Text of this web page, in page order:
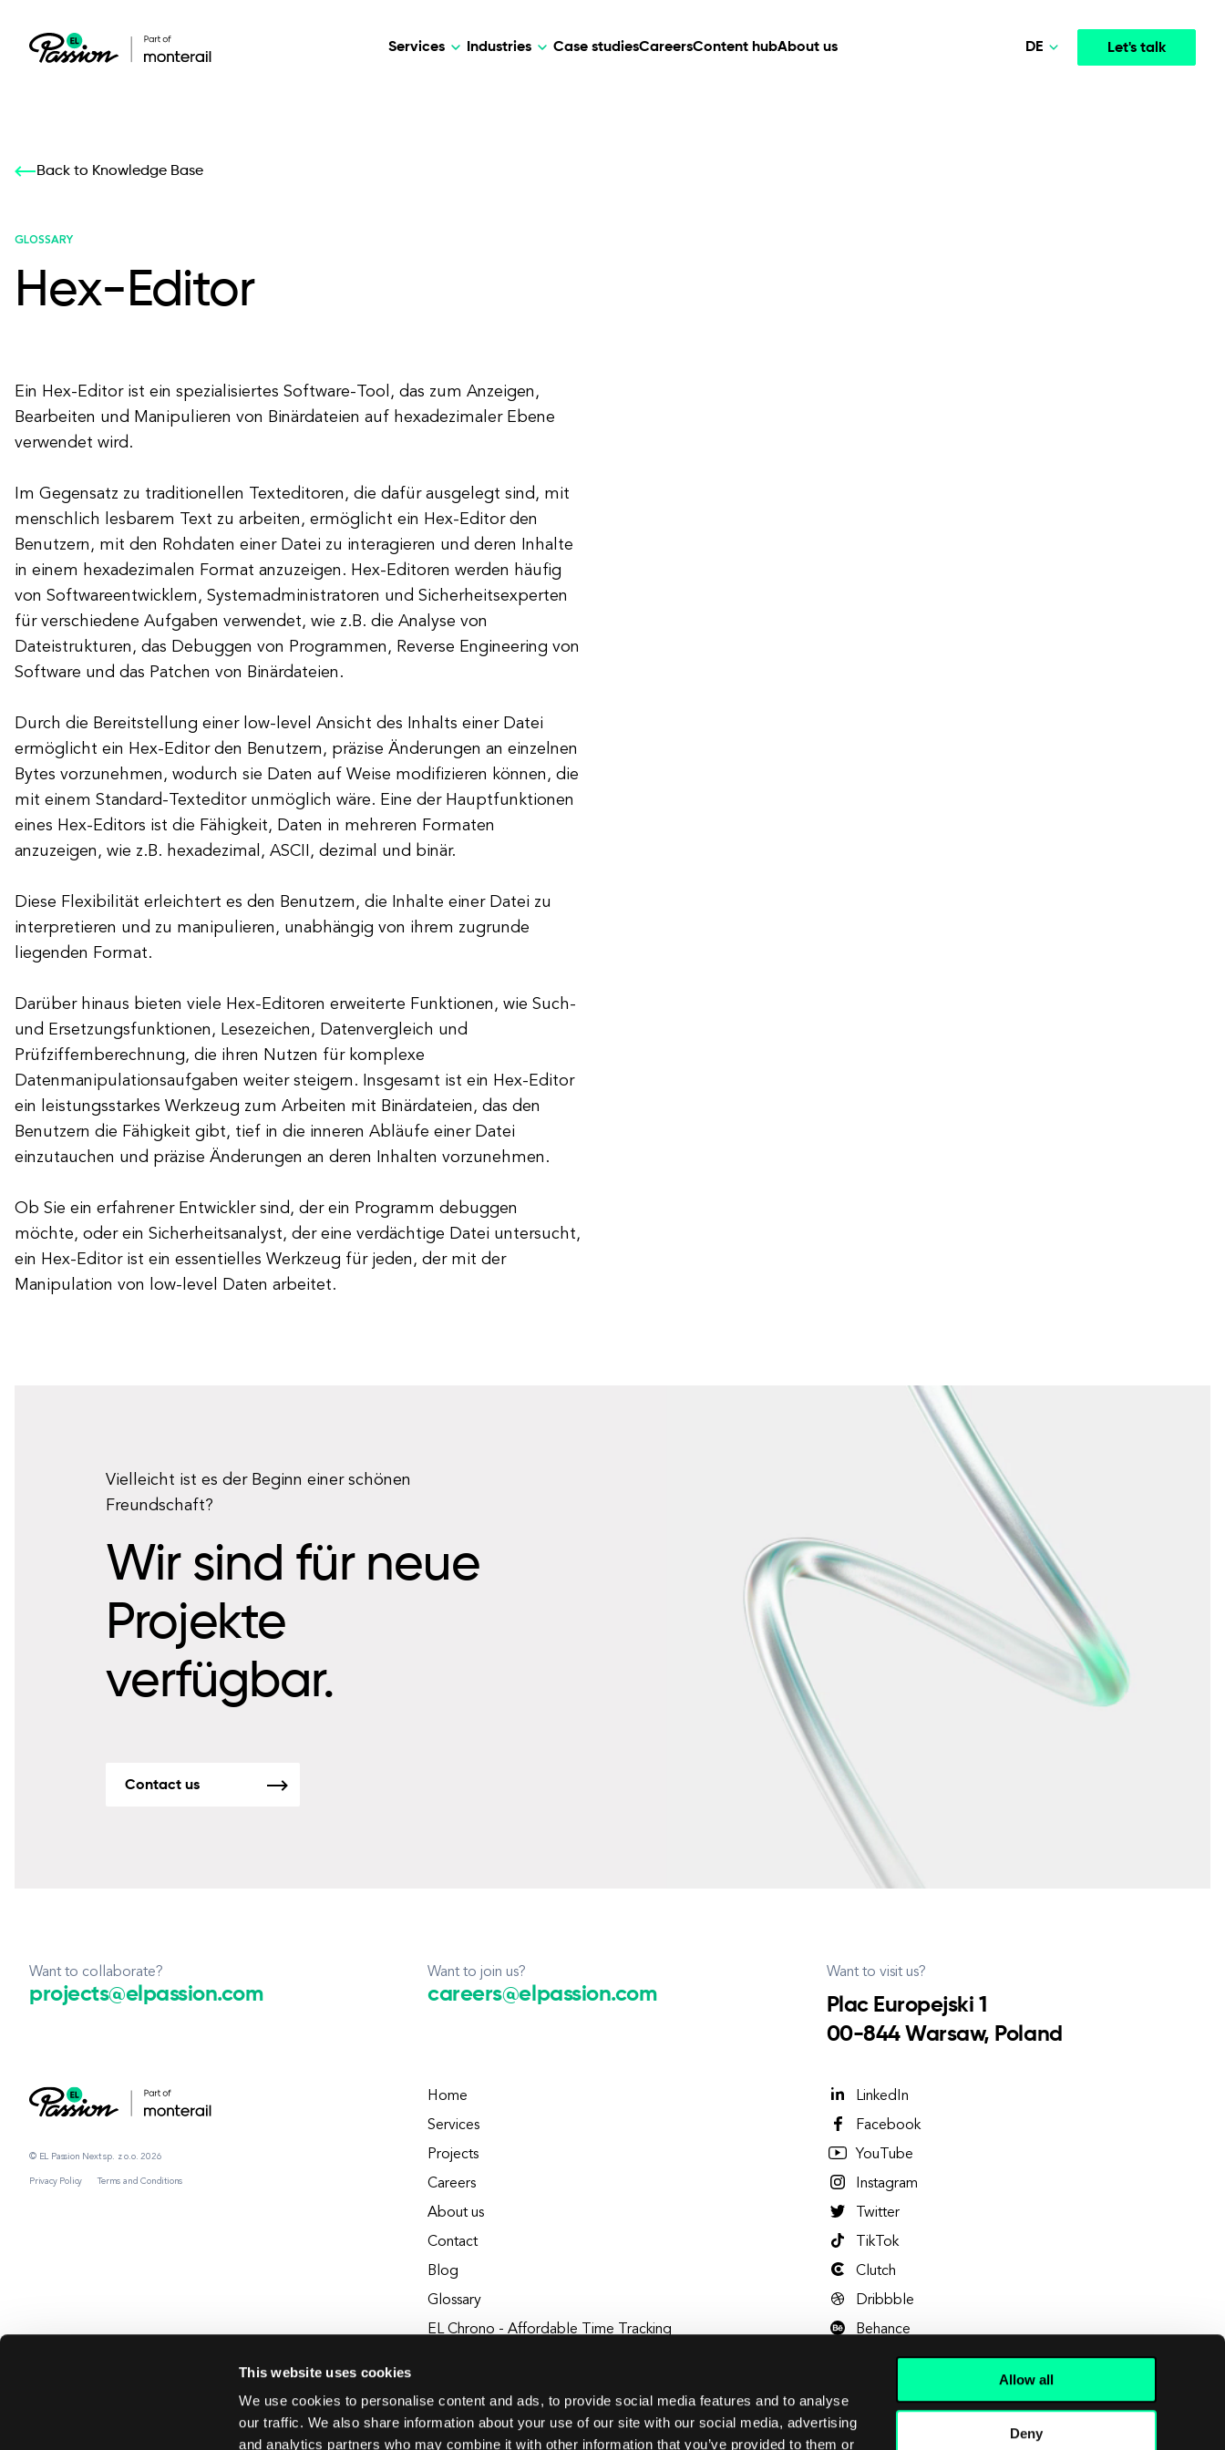
This website uses cookies
We use cookies to personalise content and ads, to provide social media features and to analyse
our traffic. We also share information about your use of our site with our social media, advertising
and analytics partners who may combine it with other information that you’ve provided to them or
Allow all
Deny
Services
Our services: build,
All services
Industries
Our services: build,
Case studiesCareersContent hubAbout us Let's talk
DE
Back to Knowledge Base
GLOSSARY
Hex-Editor
Ein Hex-Editor ist ein spezialisiertes Software-Tool, das zum Anzeigen,
Bearbeiten und Manipulieren von Binärdateien auf hexadezimaler Ebene
verwendet wird.
Im Gegensatz zu traditionellen Texteditoren, die dafür ausgelegt sind, mit
menschlich lesbarem Text zu arbeiten, ermöglicht ein Hex-Editor den
Benutzern, mit den Rohdaten einer Datei zu interagieren und deren Inhalte
in einem hexadezimalen Format anzuzeigen. Hex-Editoren werden häufig
von Softwareentwicklern, Systemadministratoren und Sicherheitsexperten
für verschiedene Aufgaben verwendet, wie z.B. die Analyse von
Dateistrukturen, das Debuggen von Programmen, Reverse Engineering von
Software und das Patchen von Binärdateien.
Durch die Bereitstellung einer low-level Ansicht des Inhalts einer Datei
ermöglicht ein Hex-Editor den Benutzern, präzise Änderungen an einzelnen
Bytes vorzunehmen, wodurch sie Daten auf Weise modifizieren können, die
mit einem Standard-Texteditor unmöglich wäre. Eine der Hauptfunktionen
eines Hex-Editors ist die Fähigkeit, Daten in mehreren Formaten
anzuzeigen, wie z.B. hexadezimal, ASCII, dezimal und binär.
Diese Flexibilität erleichtert es den Benutzern, die Inhalte einer Datei zu
interpretieren und zu manipulieren, unabhängig von ihrem zugrunde
liegenden Format.
Darüber hinaus bieten viele Hex-Editoren erweiterte Funktionen, wie Such-
und Ersetzungsfunktionen, Lesezeichen, Datenvergleich und
Prüfziffernberechnung, die ihren Nutzen für komplexe
Datenmanipulationsaufgaben weiter steigern. Insgesamt ist ein Hex-Editor
ein leistungsstarkes Werkzeug zum Arbeiten mit Binärdateien, das den
Benutzern die Fähigkeit gibt, tief in die inneren Abläufe einer Datei
einzutauchen und präzise Änderungen an deren Inhalten vorzunehmen.
Ob Sie ein erfahrener Entwickler sind, der ein Programm debuggen
möchte, oder ein Sicherheitsanalyst, der eine verdächtige Datei untersucht,
ein Hex-Editor ist ein essentielles Werkzeug für jeden, der mit der
Manipulation von low-level Daten arbeitet.
Vielleicht ist es der Beginn einer schönen
Freundschaft?
Wir sind für neue
Projekte
verfügbar.
Contact us
Want to collaborate?
projects@elpassion.com
Want to join us?
careers@elpassion.com
Want to visit us?
Plac Europejski 1
00-844 Warsaw, Poland
© EL Passion Next sp. z o.o. 2026
Privacy Policy Terms and Conditions
Home
Services
Projects
Careers
About us
Contact
Blog
Glossary
EL Chrono - Affordable Time Tracking
LinkedIn
Facebook
YouTube
Instagram
Twitter
TikTok
Clutch
Dribbble
Behance